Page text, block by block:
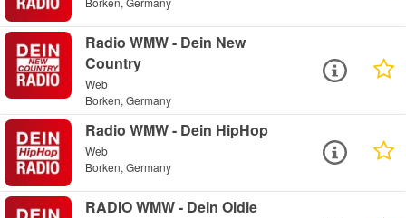
Radio WMW - Dein New
Country
Web
Borken, Germany
Radio WMW - Dein HipHop
Web
Borken, Germany
RADIO WMW - Dein Oldie